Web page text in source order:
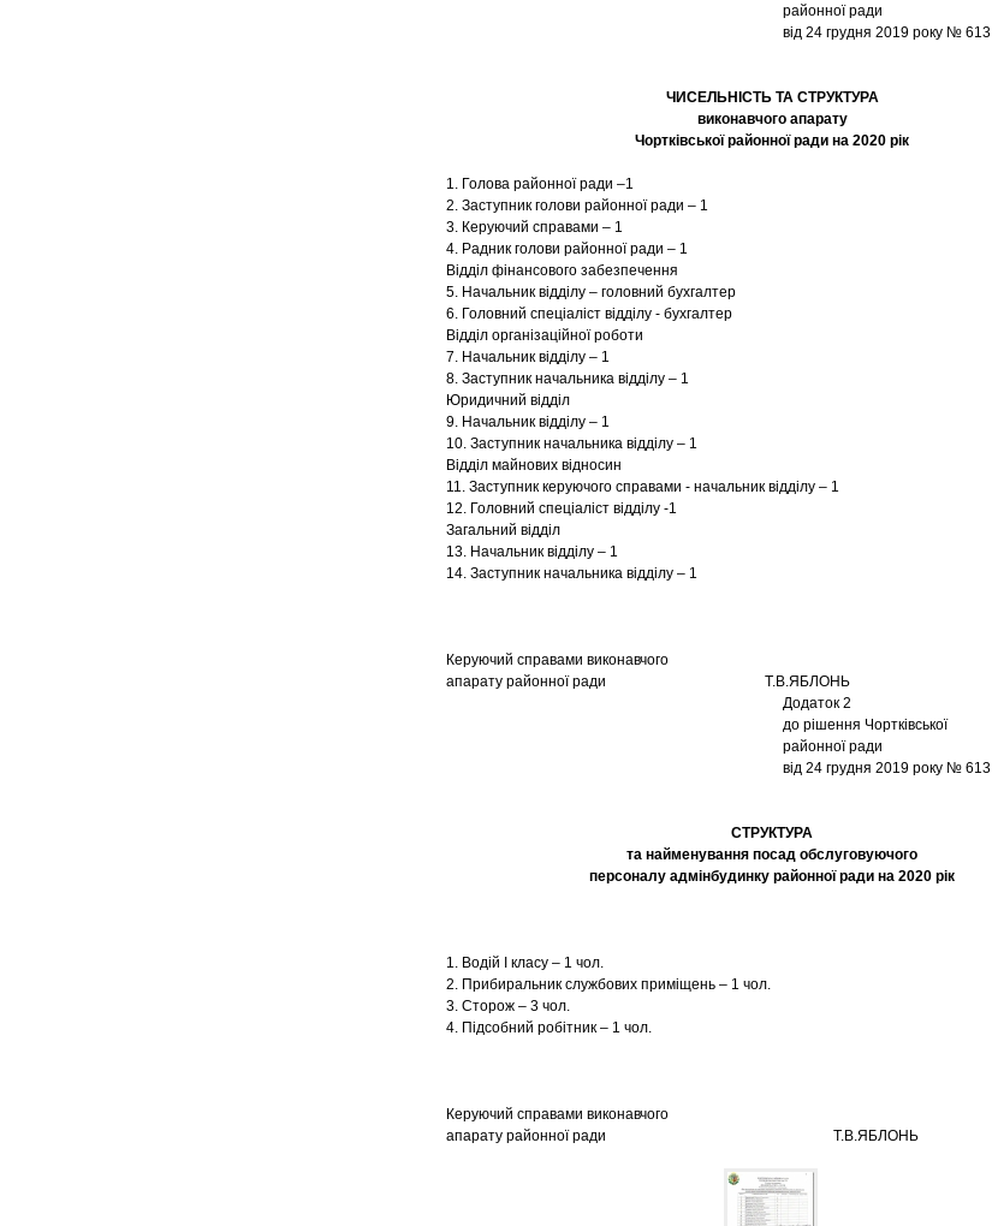
районної ради
від 24 грудня 2019 року № 613
ЧИСЕЛЬНІСТЬ ТА СТРУКТУРА
виконавчого апарату
Чортківської районної ради на 2020 рік
1. Голова районної ради –1
2. Заступник голови районної ради – 1
3. Керуючий справами – 1
4. Радник голови районної ради – 1
Відділ фінансового забезпечення
5. Начальник відділу – головний бухгалтер
6. Головний спеціаліст відділу - бухгалтер
Відділ організаційної роботи
7. Начальник відділу – 1
8. Заступник начальника відділу – 1
Юридичний відділ
9. Начальник відділу – 1
10. Заступник начальника відділу – 1
Відділ майнових відносин
11. Заступник керуючого справами - начальник відділу – 1
12. Головний спеціаліст відділу -1
Загальний відділ
13. Начальник відділу – 1
14. Заступник начальника відділу – 1
Керуючий справами виконавчого
апарату районної ради Т.В.ЯБЛОНЬ
Додаток 2
до рішення Чортківської
районної ради
від 24 грудня 2019 року № 613
СТРУКТУРА
та найменування посад обслуговуючого
персоналу адмінбудинку районної ради на 2020 рік
1. Водій І класу – 1 чол.
2. Прибиральник службових приміщень – 1 чол.
3. Сторож – 3 чол.
4. Підсобний робітник – 1 чол.
Керуючий справами виконавчого
апарату районної ради Т.В.ЯБЛОНЬ